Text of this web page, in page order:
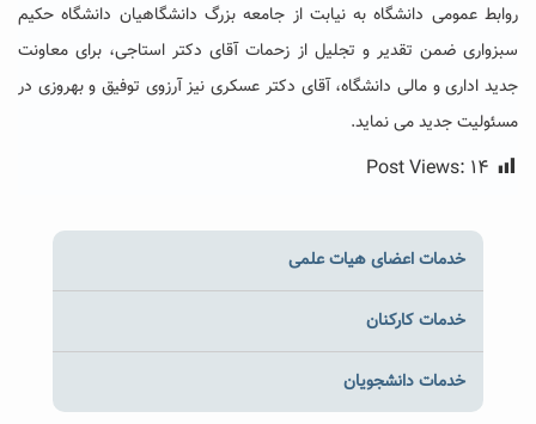
روابط عمومی دانشگاه به نیابت از جامعه بزرگ دانشگاهیان دانشگاه حکیم
سبزواری ضمن تقدیر و تجلیل از زحمات آقای دکتر استاجی، برای معاونت
جدید اداری و مالی دانشگاه، آقای دکتر عسکری نیز آرزوی توفیق و بهروزی در
مسئولیت جدید می نماید.
Post Views: ۱۴
خدمات اعضای هیات علمی
خدمات کارکنان
خدمات دانشجویان